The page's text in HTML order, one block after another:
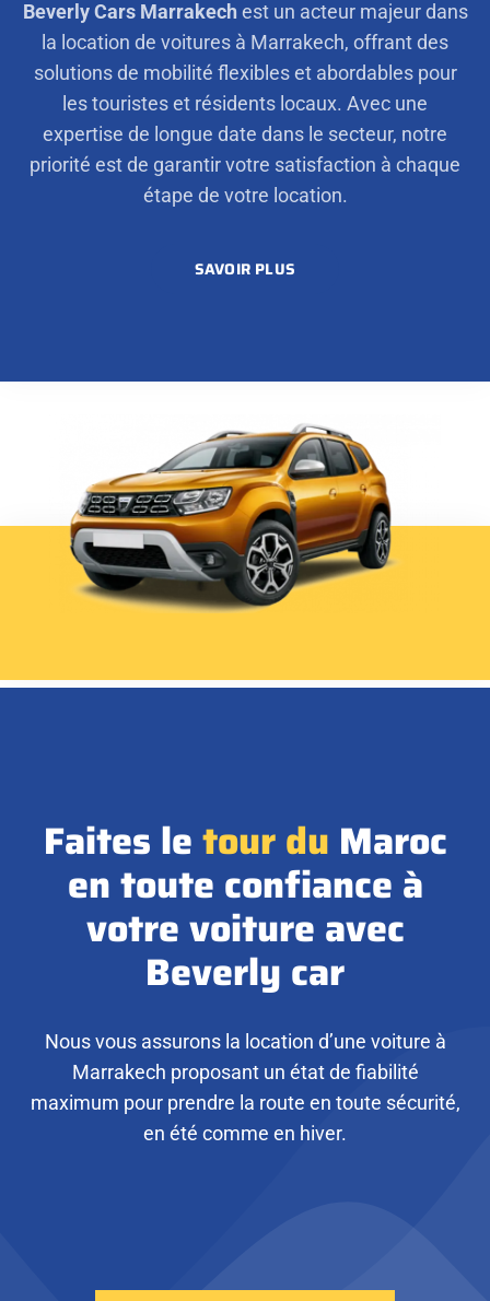
Beverly Cars Marrakechest un acteur majeur dans
la location de voitures à Marrakech, offrant des
solutions de mobilité flexibles et abordables pour
les touristes et résidents locaux. Avec une
expertise de longue date dans le secteur, notre
priorité est de garantir votre satisfaction à chaque
étape de votre location.
SAVOIR PLUS
Faites letourdu Maroc
en toute confiance à
votre voiture avec
Beverly car
Nous vous assurons la location d’une voiture à
Marrakech proposant un état de fiabilité
maximum pour prendre la route en toute sécurité,
en été comme en hiver.